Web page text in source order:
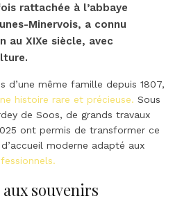
rattachée à l’abbaye
Minervois, a connu
au XIXe siècle, avec
d’une même famille depuis 1807,
histoire rare et précieuse. Sous
de Soos, de grands travaux
ont permis de transformer ce
moderne adapté aux
souvenirs